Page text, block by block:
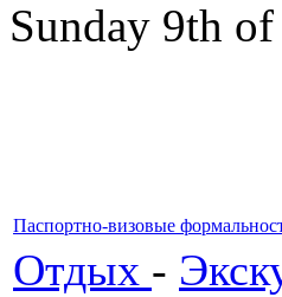
Sunday 9th
Паспортно-визовые
Отдых -